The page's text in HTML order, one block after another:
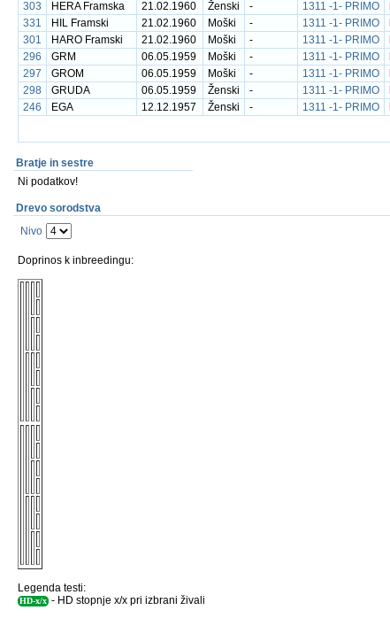
303
HERA Framska 21.02.1960 Ženski - 1311 -1- PRIMO
331
HIL Framski 21.02.1960 Moški - 1311 -1- PRIMO
301
HARO Framski 21.02.1960 Moški - 1311 -1- PRIMO
296
GRM 06.05.1959 Moški - 1311 -1- PRIMO
297
GROM 06.05.1959 Moški - 1311 -1- PRIMO
298
GRUDA 06.05.1959 Ženski - 1311 -1- PRIMO
246
EGA 12.12.1957 Ženski - 1311 -1- PRIMO
Bratje in sestre
Ni podatkov!
Drevo sorodstva
Nivo
Doprinos k inbreedingu:
Legenda testi:
HD-x/x - HD stopnje x/x pri izbrani živali